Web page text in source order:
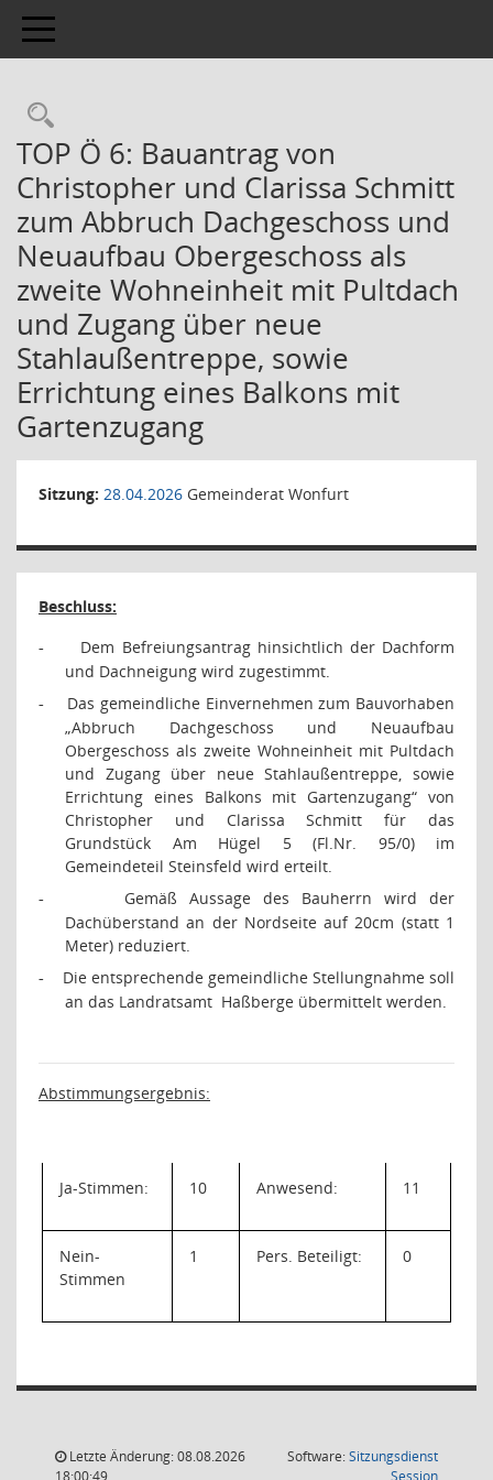
Toggle navigation
TOP Ö 6: Bauantrag von
Christopher und Clarissa Schmitt
zum Abbruch Dachgeschoss und
Neuaufbau Obergeschoss als
zweite Wohneinheit mit Pultdach
und Zugang über neue
Stahlaußentreppe, sowie
Errichtung eines Balkons mit
Gartenzugang
Sitzung: 28.04.2026 Gemeinderat Wonfurt
Beschluss:
-
Dem Befreiungsantrag hinsichtlich der Dachform
und Dachneigung wird zugestimmt.
-
Das gemeindliche Einvernehmen zum Bauvorhaben
„Abbruch Dachgeschoss und Neuaufbau
Obergeschoss als zweite Wohneinheit mit Pultdach
und Zugang über neue Stahlaußentreppe, sowie
Errichtung eines Balkons mit Gartenzugang“ von
Christopher und Clarissa Schmitt für das
Grundstück Am Hügel 5 (Fl.Nr. 95/0) im
Gemeindeteil Steinsfeld wird erteilt.
-
Gemäß Aussage des Bauherrn wird der
Dachüberstand an der Nordseite auf 20cm (statt 1
Meter) reduziert.
-
Die entsprechende gemeindliche Stellungnahme soll
an das Landratsamt Haßberge übermittelt werden.
Abstimmungsergebnis:
Ja-Stimmen: 10 Anwesend: 11
Nein-
Stimmen
1 Pers. Beteiligt: 0
Letzte Änderung: 08.08.2026
18:00:49
Software:Sitzungsdienst
Session(Wird in